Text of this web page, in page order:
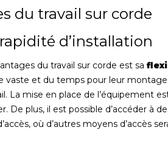
du travail sur corde
d’installation
du travail sur corde est sa
vaste et du temps pour leur
La mise en place de l’équipement
De plus, il est possible d’accéder à
où d’autres moyens d’accès